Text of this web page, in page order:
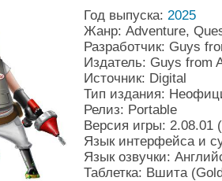
Год выпуска: 2025
Жанр: Adventure,
Разработчик: Guys
Издатель: Guys from
Источник: Digital
Тип издания:
Релиз: Portable
Версия игры: 2.08.01
Язык интерфейса и
Язык озвучки:
Таблетка: Вшита